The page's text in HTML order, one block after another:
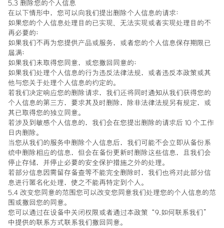
5.3 删除您的个人信息
在以下情形中，您可以向我们提出删除个人信息的请求：
如果您的个人信息处理目的已实现、无法实现或者实现处理目的不
再必要的；
如果我们不再为您提供产品或服务，或者您的个人信息保存期限已
届满；
如果我们未取得您同意，或您撤回同意的；
如果我们处理个人信息的行为违反法律法规，或者违反本政策或其
他与您关于处理个人信息的约定的。
若我们决定响应您的删除请求，我们还将同时通知从我们获得您的
个人信息的第三方，要求其及时删除，除非法律法规另有规定，或
其已取得您的独立同意。
若涉及到敏感个人信息的，我们会在您提出删除的请求后 10 个工作
日内删除。
当您从我们的服务中删除个人信息后，我们可能不会立即从备份系
统中删除相应的信息，但会在备份更新时删除这些信息，且我们会
停止存储，并停止必要的安全保护措施之外的处理。
若部分信息因需留存备查等不能完全删除时，我们也将对此部分信
息进行匿名化处理，使之不能再特定到个人。
5.4 改变您同意的范围您可以改变您同意我们处理您的个人信息的范
围或撤回您的同意。
您可以通过在设备中关闭权限或者通过本政策“9.如何联系我们”
中提供的联系方式联系我们撤回同意。